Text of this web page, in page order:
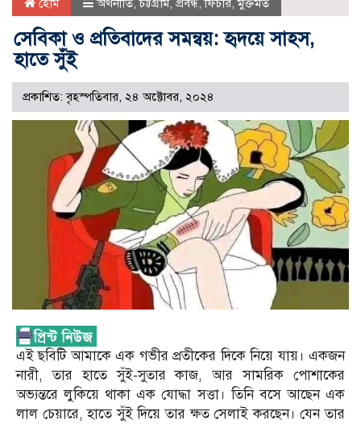
হোম অর্থনীতি,চট্টগ্রাম, প্রবন্ধ,ফিচার,মুক্তমত
সেবিকা ও প্রতিবাদের সমন্বয়: হৃদয়ে সাহস,
হাতে সুঁই
প্রকাশিত: বৃহস্পতিবার, ২৪ অক্টোবর, ২০২৪
এই ছবিটি আমাকে এক গভীর প্রতীকের দিকে নিয়ে যায়। একজন
নারী, তার হাতে সুঁই-সুতার কাজ, আর সামরিক পোশাকের
অভ্যন্তরে লুকিয়ে থাকা এক যোদ্ধা সত্তা। তিনি বসে আছেন এক
লাল চেয়ারে, হাতে সুঁই দিয়ে তার ক্ষত সেলাই করছেন। যেন তার